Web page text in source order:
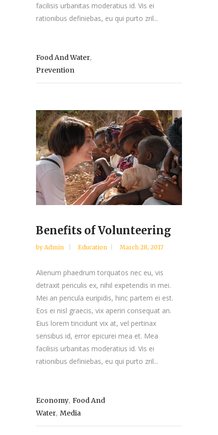
facilisis urbanitas moderatius id. Vis ei
rationibus definiebas, eu qui purto zril...
Food And Water,
Prevention
Benefits of Volunteering
by Admin Education March 28, 2017
Alienum phaedrum torquatos nec eu, vis
detraxit periculis ex, nihil expetendis in mei.
Mei an pericula euripidis, hinc partem ei est.
Eos ei nisl graecis, vix aperiri consequat an.
Eius lorem tincidunt vix at, vel pertinax
sensibus id, error epicurei mea et. Mea
facilisis urbanitas moderatius id. Vis ei
rationibus definiebas, eu qui purto zril...
Economy, Food And
Water, Media